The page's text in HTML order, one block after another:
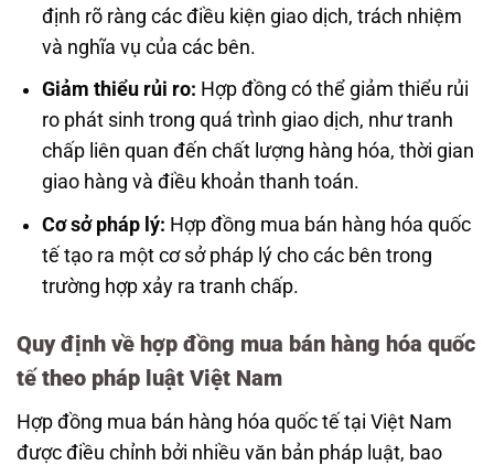
định rõ ràng các điều kiện giao dịch, trách nhiệm
và nghĩa vụ của các bên.
Giảm thiểu rủi ro: Hợp đồng có thể giảm thiểu rủi
ro phát sinh trong quá trình giao dịch, như tranh
chấp liên quan đến chất lượng hàng hóa, thời gian
giao hàng và điều khoản thanh toán.
Cơ sở pháp lý: Hợp đồng mua bán hàng hóa quốc
tế tạo ra một cơ sở pháp lý cho các bên trong
trường hợp xảy ra tranh chấp.
Quy định về hợp đồng mua bán hàng hóa quốc
tế theo pháp luật Việt Nam
Hợp đồng mua bán hàng hóa quốc tế tại Việt Nam
được điều chỉnh bởi nhiều văn bản pháp luật, bao